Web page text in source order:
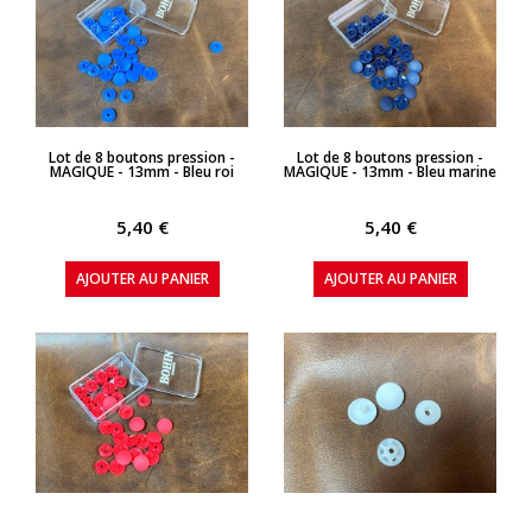
APERÇU RAPIDE
Lot de 8 boutons pression -
MAGIQUE - 13mm - Bleu roi
5,40 €
AJOUTER AU PANIER
APERÇU RAPIDE
Lot de 8 boutons pression -
MAGIQUE - 13mm - Bleu marine
5,40 €
AJOUTER AU PANIER